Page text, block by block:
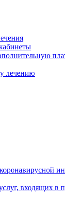
лечению
входящих в